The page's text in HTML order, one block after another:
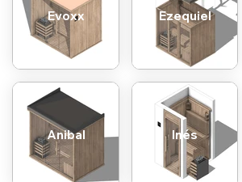
Evoxx Ezequiel
Anibal Inés